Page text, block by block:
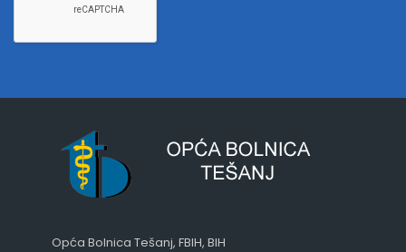
Opća Bolnica Tešanj, FBIH, BIH